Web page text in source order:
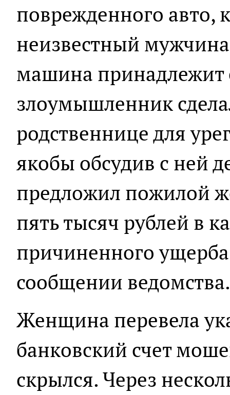
поврежденного авто,
неизвестный
машина принадлежит
злоумышленник
родственнице для
якобы обсудив с ней
предложил пожилой
пять тысяч рублей в
причиненного
сообщении ведомства.
Женщина перевела
банковский счет
скрылся. Через